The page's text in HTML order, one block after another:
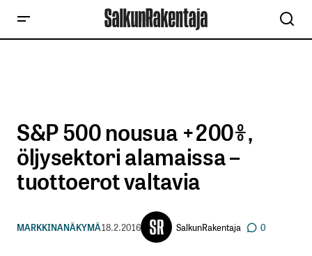
S&P 500 nousua +200%,
öljysektori alamaissa –
tuottoerot valtavia
MARKKINANÄKYMÄ18.2.2016 SalkunRakentaja 0